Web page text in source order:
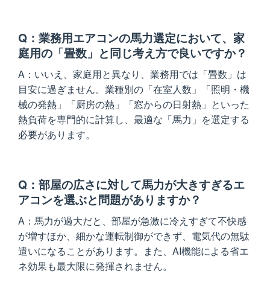
業務用エアコンの馬力選定において、家
庭用の「畳数」と同じ考え方で良いですか？
いいえ、家庭用と異なり、業務用では「畳数」は
目安に過ぎません。業種別の「在室人数」「照明・機
械の発熱」「厨房の熱」「窓からの日射熱」といった
熱負荷を専門的に計算し、最適な「馬力」を選定する
必要があります。
部屋の広さに対して馬力が大きすぎるエ
アコンを選ぶと問題がありますか？
馬力が過大だと、部屋が急激に冷えすぎて不快感
が増すほか、細かな運転制御ができず、電気代の無駄
遣いになることがあります。また、AI機能による省エ
ネ効果も最大限に発揮されません。